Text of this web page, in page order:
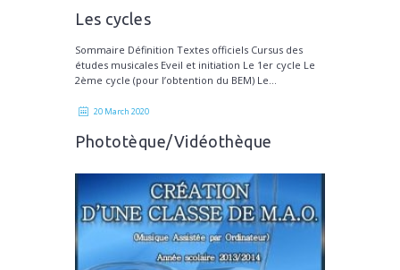
Les cycles
Sommaire Définition Textes officiels Cursus des
études musicales Eveil et initiation Le 1er cycle Le
2ème cycle (pour l’obtention du BEM) Le...
20 March 2020
Phototèque/Vidéothèque